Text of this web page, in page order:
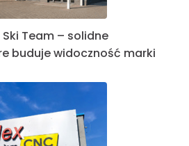
Team – solidne
buduje widoczność marki